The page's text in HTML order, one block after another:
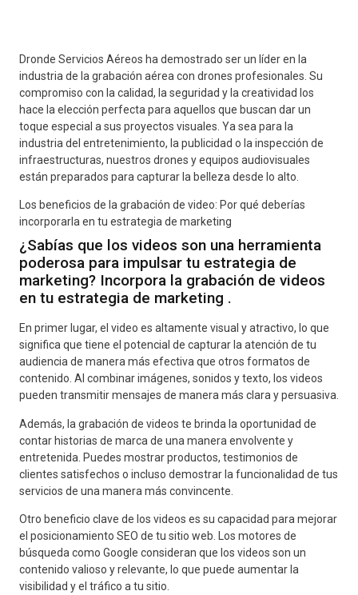
Dronde Servicios Aéreos ha demostrado ser un líder en la
industria de la grabación aérea con drones profesionales. Su
compromiso con la calidad, la seguridad y la creatividad los
hace la elección perfecta para aquellos que buscan dar un
toque especial a sus proyectos visuales. Ya sea para la
industria del entretenimiento, la publicidad o la inspección de
infraestructuras, nuestros drones y equipos audiovisuales
están preparados para capturar la belleza desde lo alto.
Los beneficios de la grabación de video: Por qué deberías
incorporarla en tu estrategia de marketing
¿Sabías que los videos son una herramienta
poderosa para impulsar tu estrategia de
marketing? Incorpora la grabación de videos
en tu estrategia de marketing .
En primer lugar, el video es altamente visual y atractivo, lo que
significa que tiene el potencial de capturar la atención de tu
audiencia de manera más efectiva que otros formatos de
contenido. Al combinar imágenes, sonidos y texto, los videos
pueden transmitir mensajes de manera más clara y persuasiva.
Además, la grabación de videos te brinda la oportunidad de
contar historias de marca de una manera envolvente y
entretenida. Puedes mostrar productos, testimonios de
clientes satisfechos o incluso demostrar la funcionalidad de tus
servicios de una manera más convincente.
Otro beneficio clave de los videos es su capacidad para mejorar
el posicionamiento SEO de tu sitio web. Los motores de
búsqueda como Google consideran que los videos son un
contenido valioso y relevante, lo que puede aumentar la
visibilidad y el tráfico a tu sitio.